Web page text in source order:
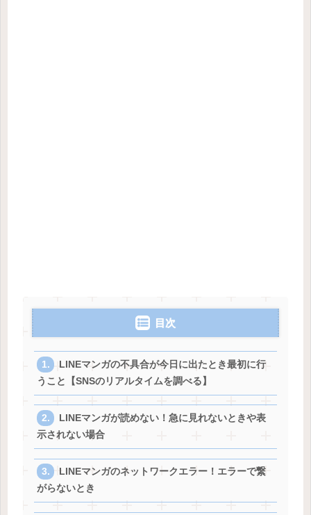
目次
LINEマンガの不具合が今日に出たとき最初に行
うこと【SNSのリアルタイムを調べる】
LINEマンガが読めない！急に見れないときや表
示されない場合
LINEマンガのネットワークエラー！エラーで繋
がらないとき